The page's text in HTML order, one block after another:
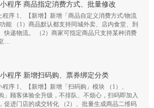
程序 商品指定消费方式、批量修改
程序 1、【新增】新增「商品自定义消费方式/物流
能 （1）商品默认都支持同城外卖、店内食堂、到
快递物流。 （2）商家可指定商品只支持某种消费
…
程序 新增扫码购、票券绑定分类
程序 1、【新增】新增「扫码购」模块 （1）、
」顾客体验全升级，不排队、不烦心，扫码即加入
促进门店的成交转化 （2）、批量生成商品二维码